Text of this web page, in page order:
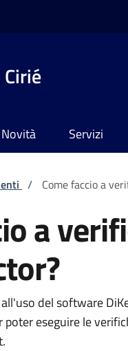
Novità Servizi
/ Come faccio a
a
del software
eseguire le